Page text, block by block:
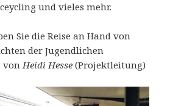
und vieles mehr.
Sie die Reise an Hand von
der Jugendlichen
vonHeidi Hesse (Projektleitung)